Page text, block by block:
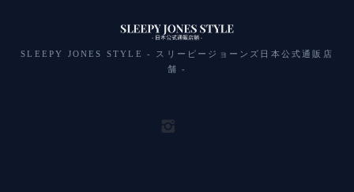
SLEEPY JONES STYLE - スリーピージョーンズ日本公式通販店
舗 -